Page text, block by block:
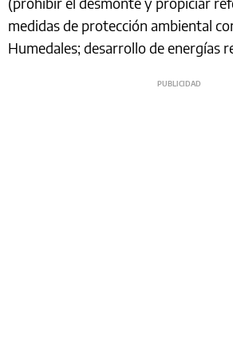
medidas de protección ambiental
Humedales; desarrollo de energías